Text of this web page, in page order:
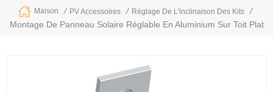
Maison / PV Accessoires / Réglage De L'inclinaison Des Kits
/
Montage De Panneau Solaire Réglable En Aluminium Sur Toit Plat